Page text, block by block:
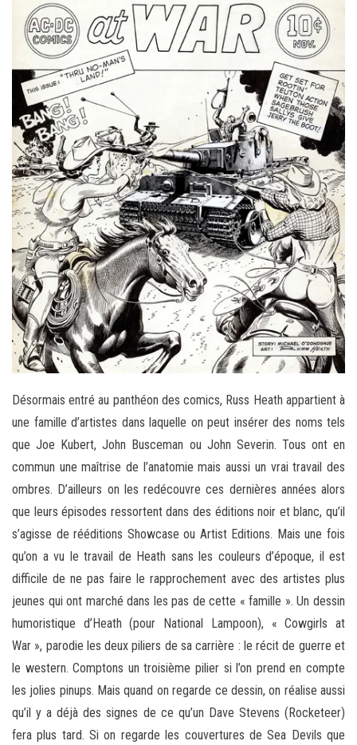
Désormais entré au panthéon des comics, Russ Heath appartient à
une famille d’artistes dans laquelle on peut insérer des noms tels
que Joe Kubert, John Busceman ou John Severin. Tous ont en
commun une maîtrise de l’anatomie mais aussi un vrai travail des
ombres. D’ailleurs on les redécouvre ces dernières années alors
que leurs épisodes ressortent dans des éditions noir et blanc, qu’il
s’agisse de rééditions Showcase ou Artist Editions. Mais une fois
qu’on a vu le travail de Heath sans les couleurs d’époque, il est
difficile de ne pas faire le rapprochement avec des artistes plus
jeunes qui ont marché dans les pas de cette « famille ». Un dessin
humoristique d’Heath (pour National Lampoon), « Cowgirls at
War », parodie les deux piliers de sa carrière : le récit de guerre et
le western. Comptons un troisième pilier si l’on prend en compte
les jolies pinups. Mais quand on regarde ce dessin, on réalise aussi
qu’il y a déjà des signes de ce qu’un Dave Stevens (Rocketeer)
fera plus tard. Si on regarde les couvertures de Sea Devils que